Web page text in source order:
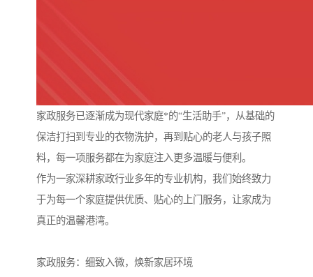
家政服务已逐渐成为现代家庭*的“生活助手”，从基础的
保洁打扫到专业的衣物洗护，再到贴心的老人与孩子照
料，每一项服务都在为家庭注入更多温暖与便利。
作为一家深耕家政行业多年的专业机构，我们始终致力
于为每一个家庭提供优质、贴心的上门服务，让家成为
真正的温馨港湾。
家政服务：细致入微，焕新家居环境